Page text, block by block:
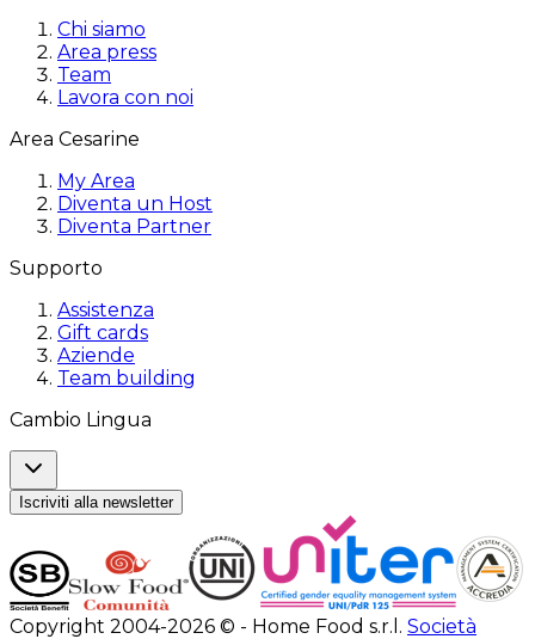
Chi siamo
Area press
Team
Lavora con noi
Area Cesarine
My Area
Diventa un Host
Diventa Partner
Supporto
Assistenza
Gift cards
Aziende
Team building
Cambio Lingua
Iscriviti alla newsletter
Copyright 2004-2026 © - Home Food s.r.l. Società